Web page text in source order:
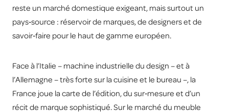
reste un marché domestique exigeant, mais surtout un
pays‑source : réservoir de marques, de designers et de
savoir‑faire pour le haut de gamme européen.
Face à l’Italie – machine industrielle du design – et à
l’Allemagne – très forte sur la cuisine et le bureau –, la
France joue la carte de l’édition, du sur‑mesure et d’un
récit de marque sophistiqué. Sur le marché du meuble